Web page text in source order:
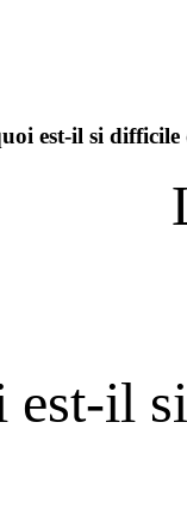
est-il si difficile
est-il